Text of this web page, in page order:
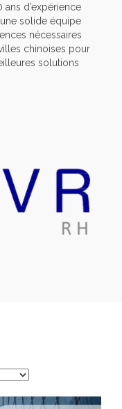
ans d’expérience
solide équipe
nécessaires
chinoises pour
solutions